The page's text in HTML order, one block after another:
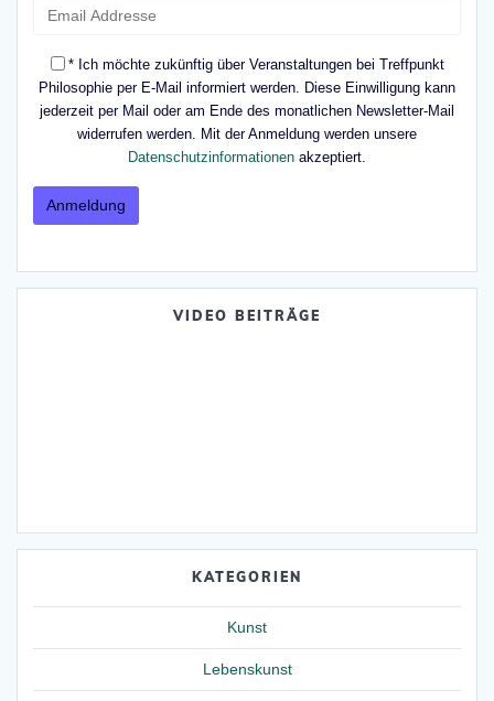
* Ich möchte zukünftig über Veranstaltungen bei Treffpunkt
Philosophie per E-Mail informiert werden. Diese Einwilligung kann
jederzeit per Mail oder am Ende des monatlichen Newsletter-Mail
widerrufen werden. Mit der Anmeldung werden unsere
Datenschutzinformationen akzeptiert.
VIDEO BEITRÄGE
KATEGORIEN
Kunst
Lebenskunst